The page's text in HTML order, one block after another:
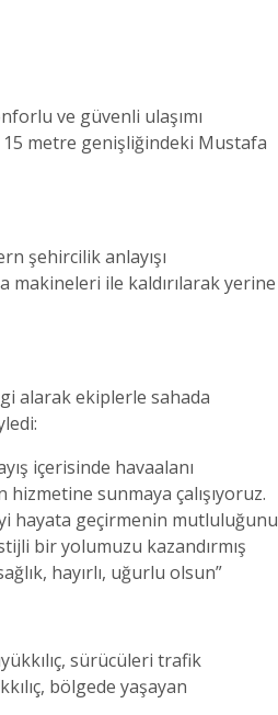
ve güvenli ulaşımı
15 metre genişliğindeki Mustafa
şehircilik anlayışı
makineleri ile kaldırılarak yerine
alarak ekiplerle sahada
içerisinde havaalanı
sunmaya çalışıyoruz.
hayata geçirmenin mutluluğunu
bir yolumuzu kazandırmış
hayırlı, uğurlu olsun”
sürücüleri trafik
bölgede yaşayan